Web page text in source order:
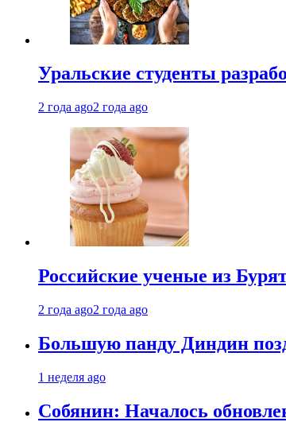
Уральские студенты
2 года ago2 года ago
Российские ученые из
2 года ago2 года ago
Большую панду Диндин
1 неделя ago
Собянин: Началось